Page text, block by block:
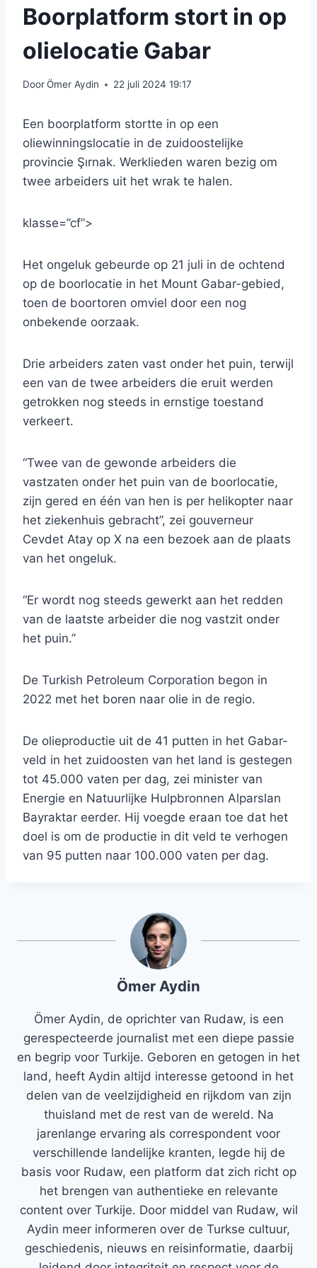
Boorplatform stort in op
olielocatie Gabar
DoorÖmer Aydin 22 juli 2024 19:17
Een boorplatform stortte in op een
oliewinningslocatie in de zuidoostelijke
provincie Şırnak. Werklieden waren bezig om
twee arbeiders uit het wrak te halen.
klasse=”cf”>
Het ongeluk gebeurde op 21 juli in de ochtend
op de boorlocatie in het Mount Gabar-gebied,
toen de boortoren omviel door een nog
onbekende oorzaak.
Drie arbeiders zaten vast onder het puin, terwijl
een van de twee arbeiders die eruit werden
getrokken nog steeds in ernstige toestand
verkeert.
“Twee van de gewonde arbeiders die
vastzaten onder het puin van de boorlocatie,
zijn gered en één van hen is per helikopter naar
het ziekenhuis gebracht”, zei gouverneur
Cevdet Atay op X na een bezoek aan de plaats
van het ongeluk.
“Er wordt nog steeds gewerkt aan het redden
van de laatste arbeider die nog vastzit onder
het puin.”
De Turkish Petroleum Corporation begon in
2022 met het boren naar olie in de regio.
De olieproductie uit de 41 putten in het Gabar-
veld in het zuidoosten van het land is gestegen
tot 45.000 vaten per dag, zei minister van
Energie en Natuurlijke Hulpbronnen Alparslan
Bayraktar eerder. Hij voegde eraan toe dat het
doel is om de productie in dit veld te verhogen
van 95 putten naar 100.000 vaten per dag.
Ömer Aydin
Ömer Aydin, de oprichter van Rudaw, is een
gerespecteerde journalist met een diepe passie
en begrip voor Turkije. Geboren en getogen in het
land, heeft Aydin altijd interesse getoond in het
delen van de veelzijdigheid en rijkdom van zijn
thuisland met de rest van de wereld. Na
jarenlange ervaring als correspondent voor
verschillende landelijke kranten, legde hij de
basis voor Rudaw, een platform dat zich richt op
het brengen van authentieke en relevante
content over Turkije. Door middel van Rudaw, wil
Aydin meer informeren over de Turkse cultuur,
geschiedenis, nieuws en reisinformatie, daarbij